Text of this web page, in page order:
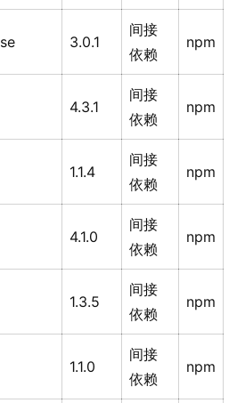
3.0.1
间接
依赖
npm
4.3.1
间接
依赖
npm
1.1.4
间接
依赖
npm
4.1.0
间接
依赖
npm
1.3.5
间接
依赖
npm
1.1.0
间接
依赖
npm